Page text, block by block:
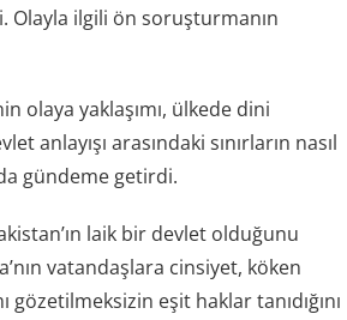
Olayla ilgili ön soruşturmanın
olaya yaklaşımı, ülkede dini
anlayışı arasındaki sınırların nasıl
gündeme getirdi.
laik bir devlet olduğunu
vatandaşlara cinsiyet, köken
gözetilmeksizin eşit haklar tanıdığını